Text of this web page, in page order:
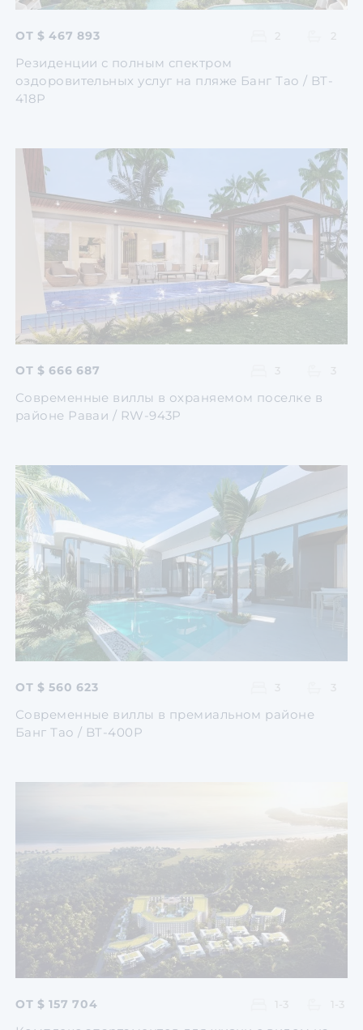
ОТ $ 467 893 2 2
Резиденции с полным спектром
оздоровительных услуг на пляже Банг Тао / BT-
418P
Перейти
Перейти
Перейти
Перейти
Перейти
ОТ $ 666 687 3 3
Современные виллы в охраняемом поселке в
районе Раваи / RW-943P
Перейти
Перейти
Перейти
Перейти
Перейти
ОТ $ 560 623 3 3
Современные виллы в премиальном районе
Банг Тао / BT-400P
Перейти
Перейти
Перейти
Перейти
Перейти
ОТ $ 157 704 1-3 1-3